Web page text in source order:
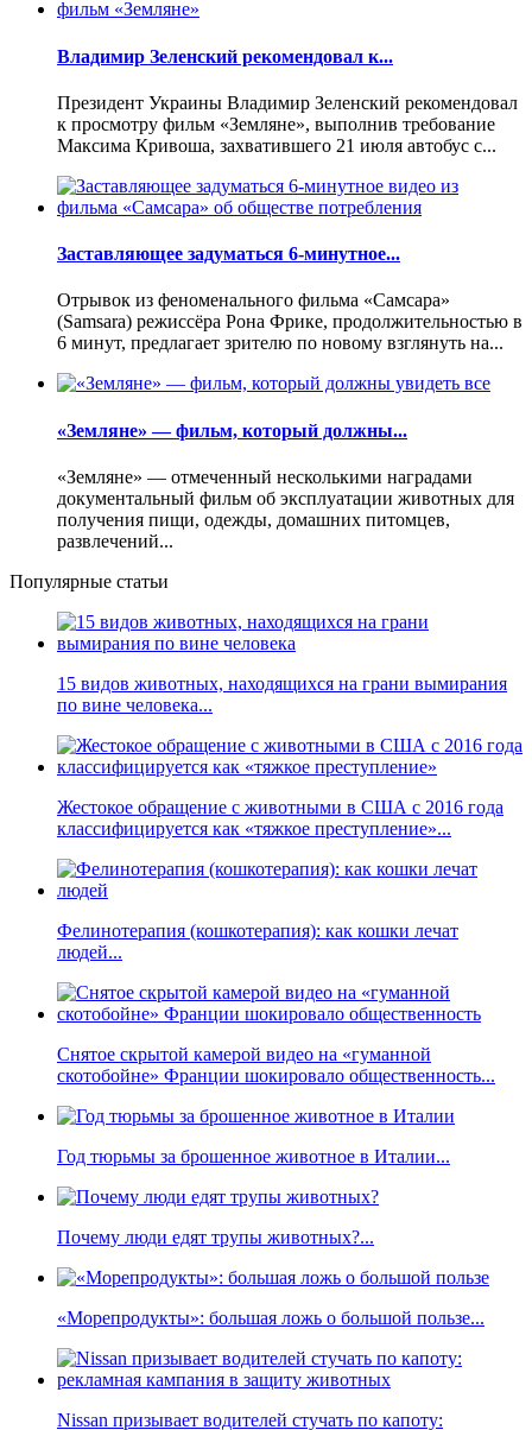
Владимир Зеленский рекомендовал к...
Президент Украины Владимир Зеленский рекомендовал
к просмотру фильм «Земляне», выполнив требование
Максима Кривоша, захватившего 21 июля автобус с...
Заставляющее задуматься 6-минутное...
Отрывок из феноменального фильма «Самсара»
(Samsara) режиссёра Рона Фрике, продолжительностью в
6 минут, предлагает зрителю по новому взглянуть на...
«Земляне» — фильм, который должны...
«Земляне» — отмеченный несколькими наградами
документальный фильм об эксплуатации животных для
получения пищи, одежды, домашних питомцев,
развлечений...
Популярные статьи
15 видов животных, находящихся на грани вымирания
по вине человека...
Жестокое обращение с животными в США с 2016 года
классифицируется как «тяжкое преступление»...
Фелинотерапия (кошкотерапия): как кошки лечат
людей...
Снятое скрытой камерой видео на «гуманной
скотобойне» Франции шокировало общественность...
Год тюрьмы за брошенное животное в Италии...
Почему люди едят трупы животных?...
«Морепродукты»: большая ложь о большой пользе...
Nissan призывает водителей стучать по капоту: